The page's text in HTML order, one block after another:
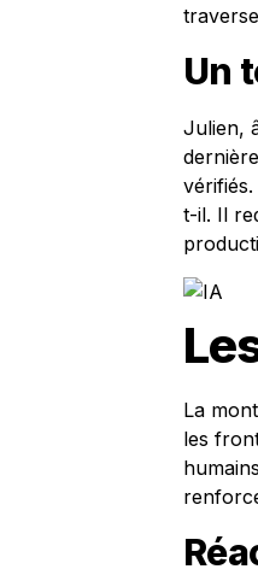
Un
Julien,
t-il. Il
La
les